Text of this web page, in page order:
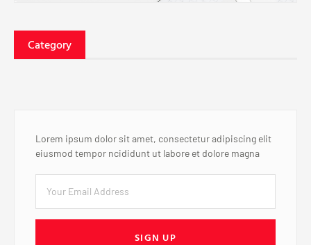
Category
Lorem ipsum dolor sit amet, consectetur adipiscing elit
eiusmod tempor ncididunt ut labore et dolore magna
SIGN UP